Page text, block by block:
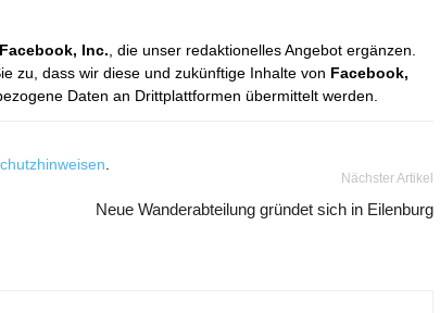
Facebook, Inc. , die unser redaktionelles Angebot ergänzen.
zu, dass wir diese und zukünftige Inhalte von Facebook,
Daten an Drittplattformen übermittelt werden.
Nächster Artikel
Neue Wanderabteilung gründet sich in Eilenburg